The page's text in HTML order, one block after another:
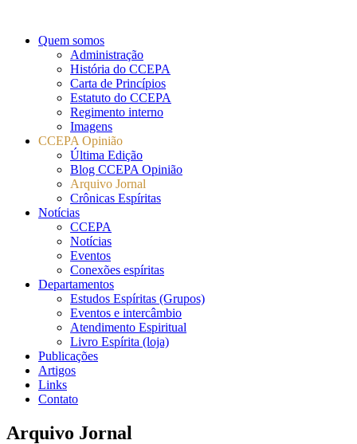
Quem somos
Administração
História do CCEPA
Carta de Princípios
Estatuto do CCEPA
Regimento interno
Imagens
CCEPA Opinião
Última Edição
Blog CCEPA Opinião
Arquivo Jornal
Crônicas Espíritas
Notícias
CCEPA
Notícias
Eventos
Conexões espíritas
Departamentos
Estudos Espíritas (Grupos)
Eventos e intercâmbio
Atendimento Espiritual
Livro Espírita (loja)
Publicações
Artigos
Links
Contato
Arquivo Jornal